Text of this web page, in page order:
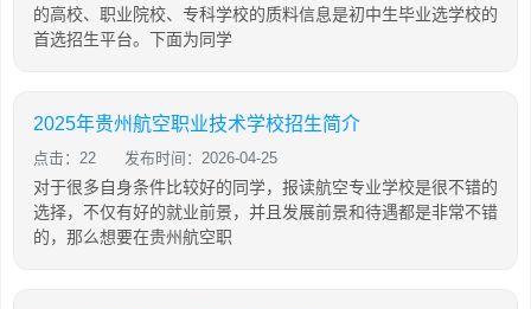
的高校、职业院校、专科学校的质料信息是初中生毕业选学校的
首选招生平台。下面为同学
2025年贵州航空职业技术学校招生简介
点击：22 发布时间：2026-04-25
对于很多自身条件比较好的同学，报读航空专业学校是很不错的
选择，不仅有好的就业前景，并且发展前景和待遇都是非常不错
的，那么想要在贵州航空职